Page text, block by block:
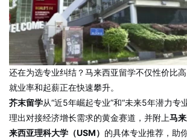
还在为选专业纠结？马来西亚留学不仅性价比
就业率和起薪正在快速攀升。
芥末留学从“近5年崛起专业”和“未来5年潜力专
理出对接经济增长需求的黄金赛道，并附上马
来西亚理科大学（USM） 的具体专业推荐，助